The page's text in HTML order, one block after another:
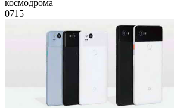
космодрома
0715